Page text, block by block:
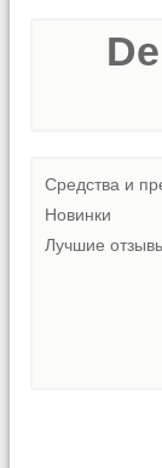
Средства и
Новинки
Лучшие